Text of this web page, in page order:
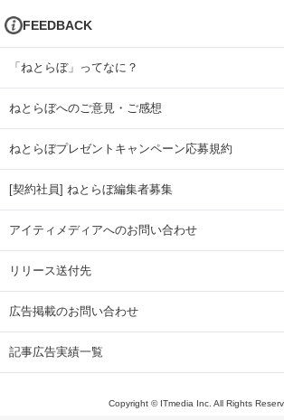
FEEDBACK
「ねとらぼ」ってなに？
ねとらぼへのご意見・ご感想
ねとらぼプレゼントキャンペーン応募規約
[契約社員] ねとらぼ編集者募集
アイティメディアへのお問い合わせ
リリース送付先
広告掲載のお問い合わせ
記事広告実績一覧
Copyright © ITmedia Inc. All Rights